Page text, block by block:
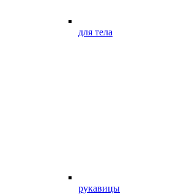
для тела
рукавицы